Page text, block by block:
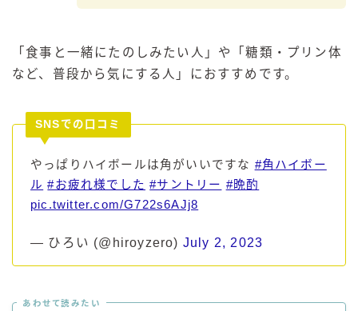
「食事と一緒にたのしみたい人」や「糖類・プリン体
など、普段から気にする人」におすすめです。
SNSでの口コミ
やっぱりハイボールは角がいいですな #角ハイボー
ル #お疲れ様でした #サントリー #晩酌
pic.twitter.com/G722s6AJj8
— ひろい (@hiroyzero) July 2, 2023
あわせて読みたい